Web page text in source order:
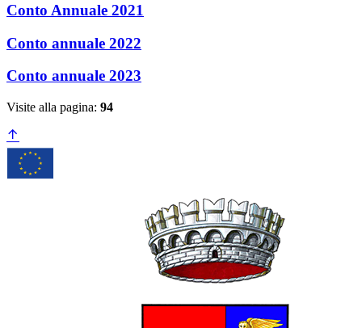
Conto Annuale 2021
Conto annuale 2022
Conto annuale 2023
Visite alla pagina: 94